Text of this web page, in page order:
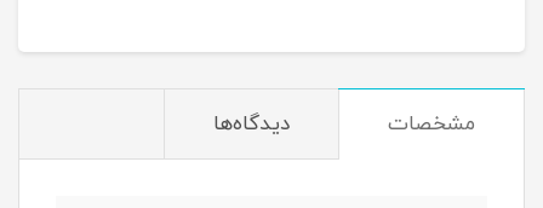
مشخصات دیدگاه‌ها